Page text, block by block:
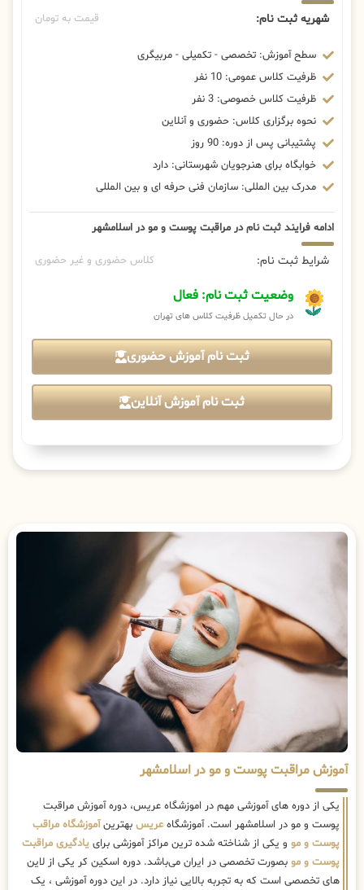
شهریه ثبت نام: قیمت به تومان
سطح آموزش: تخصصی - تکمیلی - مربیگری
ظرفیت کلاس عمومی: 10 نفر
ظرفیت کلاس خصوصی: 3 نفر
نحوه برگزاری کلاس: حضوری و آنلاین
پشتیبانی پس از دوره: 90 روز
خوابگاه برای هنرجویان شهرستانی: دارد
مدرک بین المللی: سازمان فنی حرفه ای و بین المللی
ادامه فرایند ثبت نام در مراقبت پوست و مو در اسلامشهر
شرایط ثبت نام: کلاس حضوری و غیر حضوری
وضعیت ثبت نام: فعال
در حال تکمیل ظرفیت کلاس های تهران
ثبت نام آموزش حضوری
ثبت نام آموزش آنلاین
آموزش مراقبت پوست و مو در اسلامشهر
یکی از دوره های آموزشی مهم در اموزشگاه عریس، دوره آموزش مراقبت
پوست و مو در اسلامشهر است. آموزشگاه عریس بهترینآموزشگاه مراقب
پوست و مو و یکی از شناخته شده ترین مراکز آموزشی برای یادگیری مراقبت
پوست و مو بصورت تخصصی در ایران می‌باشد. دوره اسکین کر یکی از لاین
های تخصصی است که به تجربه بالایی نیاز دارد. در این دوره آموزشی ، یک